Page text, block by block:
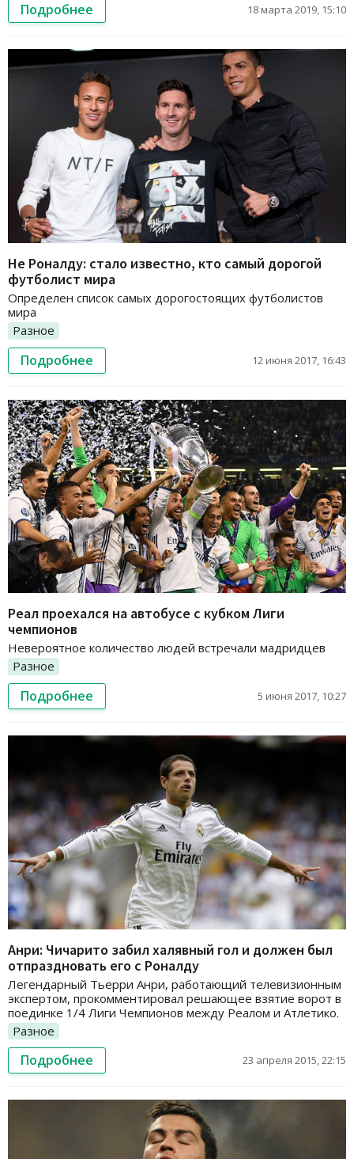
Подробнее 18 марта 2019, 15:10
Не Роналду: стало известно, кто самый дорогой
футболист мира
Определен список самых дорогостоящих футболистов
мира
Разное
Подробнее 12 июня 2017, 16:43
Реал проехался на автобусе с кубком Лиги
чемпионов
Невероятное количество людей встречали мадридцев
Разное
Подробнее 5 июня 2017, 10:27
Анри: Чичарито забил халявный гол и должен был
отпраздновать его с Роналду
Легендарный Тьерри Анри, работающий телевизионным
экспертом, прокомментировал решающее взятие ворот в
поединке 1/4 Лиги Чемпионов между Реалом и Атлетико.
Разное
Подробнее 23 апреля 2015, 22:15